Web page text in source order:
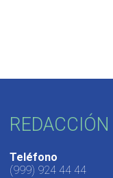
Teléfono
(999) 924 44 44